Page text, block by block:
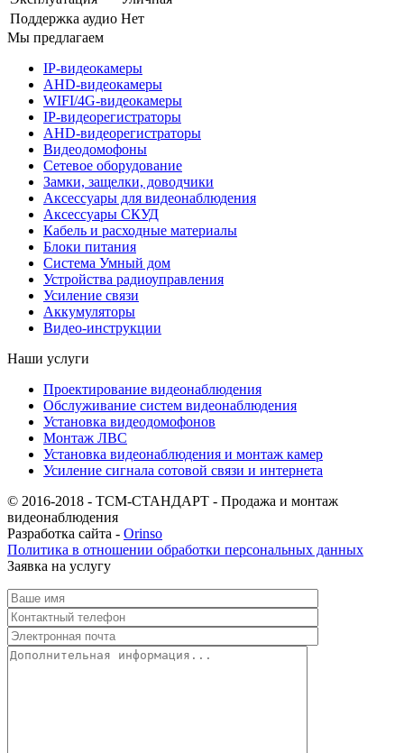
Поддержка аудио Нет
Мы предлагаем
IP-видеокамеры
AHD-видеокамеры
WIFI/4G-видеокамеры
IP-видеорегистраторы
AHD-видеорегистраторы
Видеодомофоны
Сетевое оборудование
Замки, защелки, доводчики
Аксессуары для видеонаблюдения
Аксессуары СКУД
Кабель и расходные материалы
Блоки питания
Система Умный дом
Устройства радиоуправления
Усиление связи
Аккумуляторы
Видео-инструкции
Наши услуги
Проектирование видеонаблюдения
Обслуживание систем видеонаблюдения
Установка видеодомофонов
Монтаж ЛВС
Установка видеонаблюдения и монтаж камер
Усиление сигнала сотовой связи и интернета
© 2016-2018 - ТСМ-СТАНДАРТ - Продажа и монтаж
видеонаблюдения
Разработка сайта - Orinso
Политика в отношении обработки персональных данных
Заявка на услугу